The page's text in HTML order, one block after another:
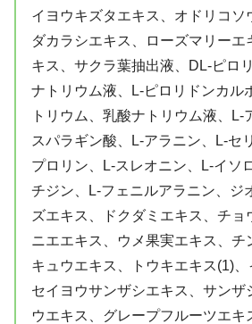
イヨウキズタエキス、オドリコソ
ダカラシエキス、ローズマリーエ
キス、サクラ葉抽出液、DL-ピロ
ナトリウム液、L-ピロリドンカル
トリウム、乳酸ナトリウム液、L-
スパラギン酸、L-アラニン、L-セ
プロリン、L-スレオニン、L-イソ
チジン、L-フェニルアラニン、ジ
ズエキス、ドクダミエキス、チョ
ニエエキス、ウメ果実エキス、チ
キュウエキス、トウキエキス(1)、
セイヨウサンザシエキス、サンザ
ウエキス、グレープフルーツエキ